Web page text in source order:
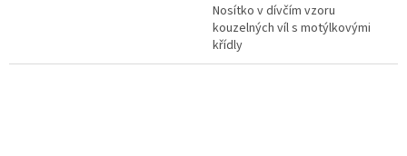
Nosítko v dívčím vzoru
kouzelných víl s motýlkovými
křídly